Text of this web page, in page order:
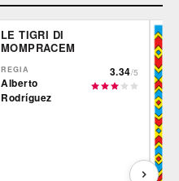
LE TIGRI DI
MOMPRACEM
REGIA
Alberto
Rodríguez
3.34/5